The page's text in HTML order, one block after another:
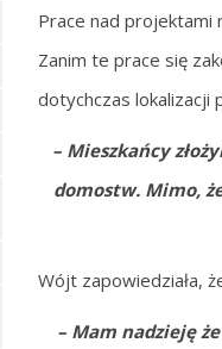
Prace nad projektami
Zanim te prace się
dotychczas lokalizacji
– Mieszkańcy
domostw. Mimo,
Wójt zapowiedziała,
– Mam nadzieję